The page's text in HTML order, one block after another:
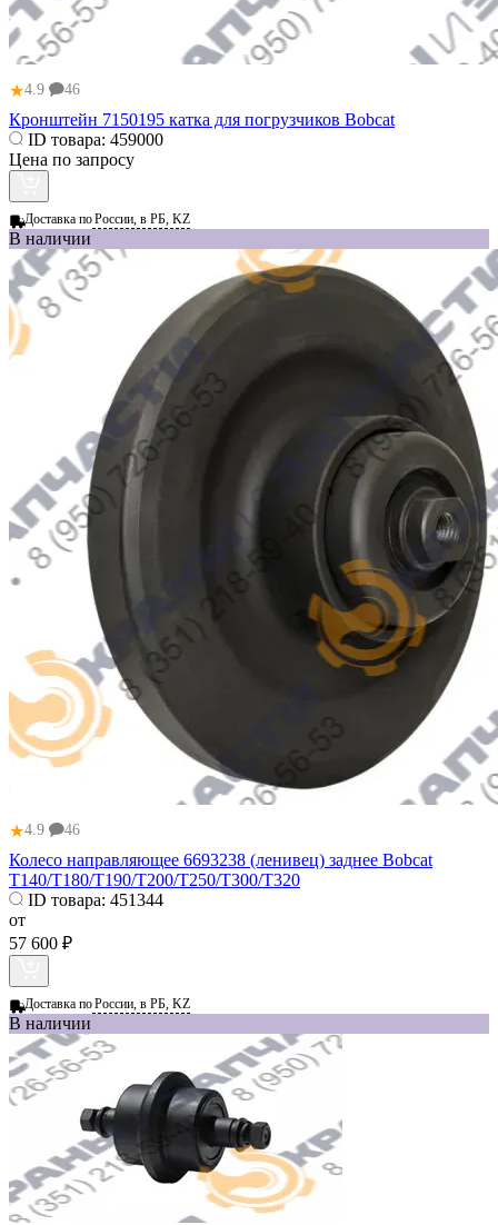
★4.9 46
Кронштейн 7150195 катка для погрузчиков Bobcat
ID товара: 459000
Цена по запросу
Доставка поРоссии, в РБ, KZ
В наличии
★4.9 46
Колесо направляющее 6693238 (ленивец) заднее Bobcat
T140/T180/T190/T200/T250/T300/T320
ID товара: 451344
от
57 600 ₽
Доставка поРоссии, в РБ, KZ
В наличии